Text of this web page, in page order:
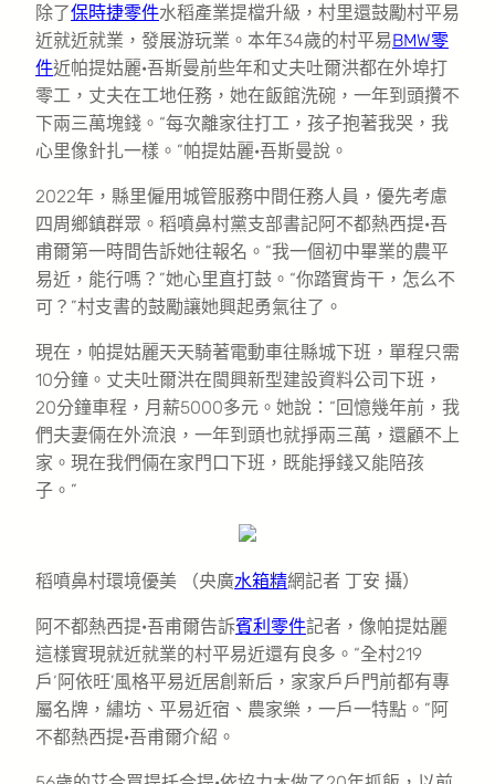
除了保時捷零件水稻產業提檔升級，村里還鼓勵村平易
近就近就業，發展游玩業。本年34歲的村平易BMW零
件近帕提姑麗·吾斯曼前些年和丈夫吐爾洪都在外埠打
零工，丈夫在工地任務，她在飯館洗碗，一年到頭攢不
下兩三萬塊錢。“每次離家往打工，孩子抱著我哭，我
心里像針扎一樣。”帕提姑麗·吾斯曼說。
2022年，縣里僱用城管服務中間任務人員，優先考慮
四周鄉鎮群眾。稻噴鼻村黨支部書記阿不都熱西提·吾
甫爾第一時間告訴她往報名。“我一個初中畢業的農平
易近，能行嗎？”她心里直打鼓。“你踏實肯干，怎么不
可？”村支書的鼓勵讓她興起勇氣往了。
現在，帕提姑麗天天騎著電動車往縣城下班，單程只需
10分鐘。丈夫吐爾洪在閩興新型建設資料公司下班，
20分鐘車程，月薪5000多元。她說：“回憶幾年前，我
們夫妻倆在外流浪，一年到頭也就掙兩三萬，還顧不上
家。現在我們倆在家門口下班，既能掙錢又能陪孩
子。”
稻噴鼻村環境優美 （央廣水箱精網記者 丁安 攝）
阿不都熱西提·吾甫爾告訴賓利零件記者，像帕提姑麗
這樣實現就近就業的村平易近還有良多。“全村219
戶‘阿依旺’風格平易近居創新后，家家戶戶門前都有專
屬名牌，繡坊、平易近宿、農家樂，一戶一特點。”阿
不都熱西提·吾甫爾介紹。